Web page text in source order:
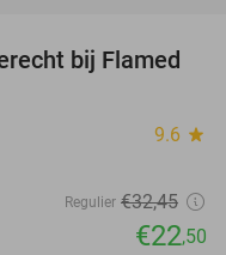
31%
bij Flamed
9.6 star
Regulier €32,45
€22,50